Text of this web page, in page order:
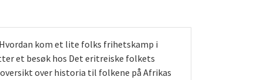
kom et lite folks frihetskamp i
et besøk hos Det eritreiske folkets
over historia til folkene på Afrikas